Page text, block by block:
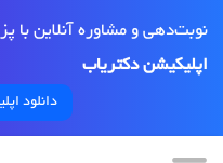
نوبت‌دهی و مشاوره آنلاین
اپلیکیشن دکتریاب
دانلود